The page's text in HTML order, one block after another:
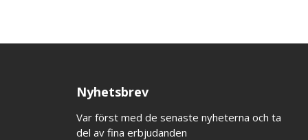
Nyhetsbrev
Var först med de senaste nyheterna och ta
del av fina erbjudanden